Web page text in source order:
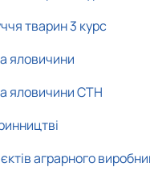
тварин 3 курс
яловичини
яловичини СТН
аграрного